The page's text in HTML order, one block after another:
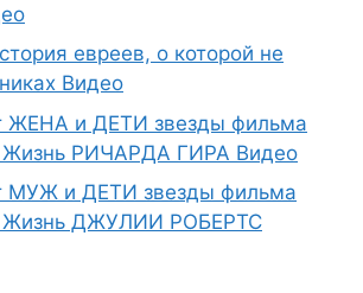
евреев, о которой не
Видео
ЖЕНА и ДЕТИ звезды фильма
РИЧАРДА ГИРА Видео
МУЖ и ДЕТИ звезды фильма
ДЖУЛИИ РОБЕРТС